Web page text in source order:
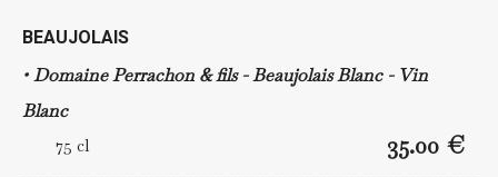
BEAUJOLAIS
Domaine Perrachon & fils - Beaujolais Blanc - Vin
Blanc
75 cl 35.00 €